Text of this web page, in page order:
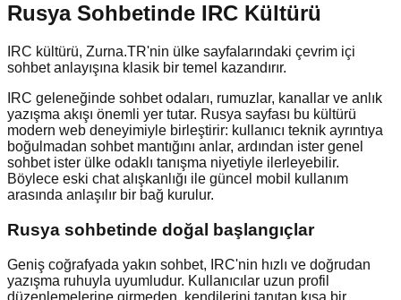
Rusya Sohbetinde IRC Kültürü
IRC kültürü, Zurna.TR'nin ülke sayfalarındaki çevrim içi
sohbet anlayışına klasik bir temel kazandırır.
IRC geleneğinde sohbet odaları, rumuzlar, kanallar ve anlık
yazışma akışı önemli yer tutar. Rusya sayfası bu kültürü
modern web deneyimiyle birleştirir: kullanıcı teknik ayrıntıya
boğulmadan sohbet mantığını anlar, ardından ister genel
sohbet ister ülke odaklı tanışma niyetiyle ilerleyebilir.
Böylece eski chat alışkanlığı ile güncel mobil kullanım
arasında anlaşılır bir bağ kurulur.
Rusya sohbetinde doğal başlangıçlar
Geniş coğrafyada yakın sohbet, IRC'nin hızlı ve doğrudan
yazışma ruhuyla uyumludur. Kullanıcılar uzun profil
düzenlemelerine girmeden, kendilerini tanıtan kısa bir